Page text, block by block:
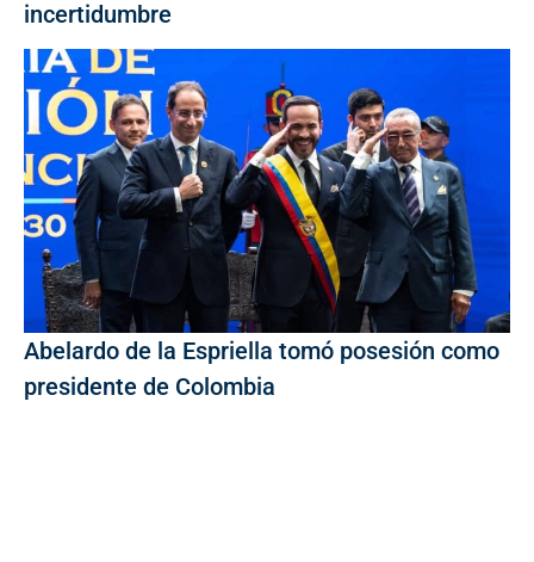
incertidumbre
Abelardo de la Espriella tomó posesión como
presidente de Colombia